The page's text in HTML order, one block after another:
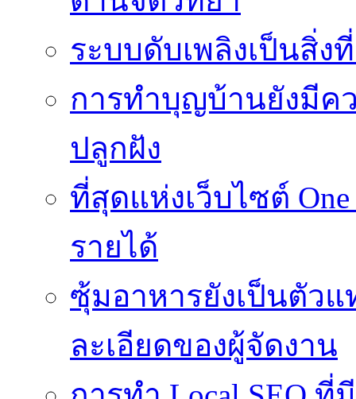
ระบบดับเพลิงเป็นสิ่ง
การทำบุญบ้านยังมีค
ปลูกฝัง
ที่สุดแห่งเว็บไซต์ One
รายได้
ซุ้มอาหารยังเป็นตัว
ละเอียดของผู้จัดงาน